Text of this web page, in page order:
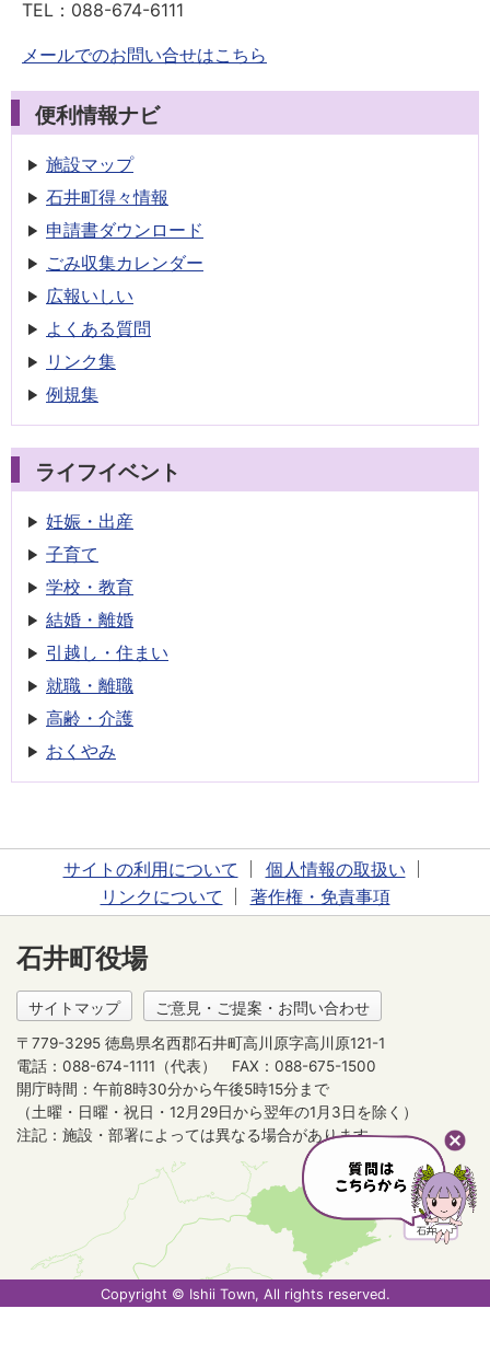
TEL： 088-674-6111
メールでのお問い合せはこちら
便利情報ナビ
施設マップ
石井町得々情報
申請書ダウンロード
ごみ収集カレンダー
広報いしい
よくある質問
リンク集
例規集
ライフイベント
妊娠・出産
子育て
学校・教育
結婚・離婚
引越し・住まい
就職・離職
高齢・介護
おくやみ
サイトの利用について
個人情報の取扱い
リンクについて
著作権・免責事項
石井町役場
サイトマップ ご意見・ご提案・お問い合わせ
〒779-3295 徳島県名西郡石井町高川原字高川原121-1
電話：088-674-1111（代表）
FAX：088-675-1500
開庁時間：午前8時30分から午後5時15分まで
（土曜・日曜・祝日・12月29日から翌年の1月3日を除く）
注記：施設・部署によっては異なる場合があります。
Copyright © Ishii Town, All rights reserved.